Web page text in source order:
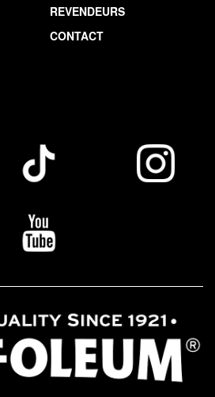
REVENDEURS
CONTACT